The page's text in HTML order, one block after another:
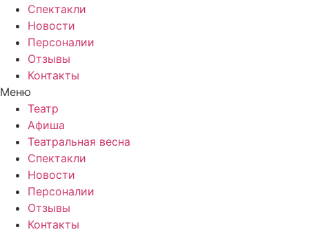
Спектакли
Новости
Персоналии
Отзывы
Контакты
Меню
Театр
Афиша
Театральная весна
Спектакли
Новости
Персоналии
Отзывы
Контакты